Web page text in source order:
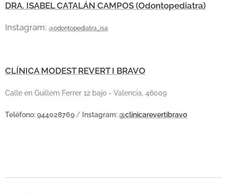
DRA. ISABEL CATALÁN CAMPOS (Odontopediatra)
Instagram: @odontopediatra_isa
CLÍNICA MODEST REVERT I BRAVO
Calle en Guillem Ferrer 12 bajo - Valencia, 46009
Teléfono: 944028769 / Instagram:@clinicarevertibravo